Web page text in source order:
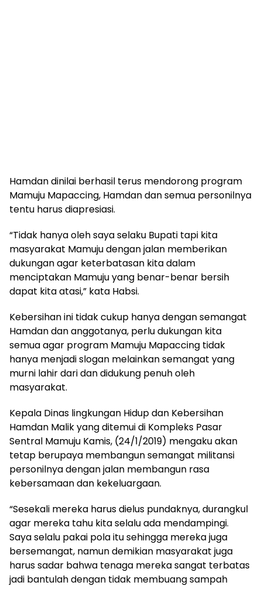
Hamdan dinilai berhasil terus mendorong program
Mamuju Mapaccing, Hamdan dan semua personilnya
tentu harus diapresiasi.
“Tidak hanya oleh saya selaku Bupati tapi kita
masyarakat Mamuju dengan jalan memberikan
dukungan agar keterbatasan kita dalam
menciptakan Mamuju yang benar-benar bersih
dapat kita atasi,” kata Habsi.
Kebersihan ini tidak cukup hanya dengan semangat
Hamdan dan anggotanya, perlu dukungan kita
semua agar program Mamuju Mapaccing tidak
hanya menjadi slogan melainkan semangat yang
murni lahir dari dan didukung penuh oleh
masyarakat.
Kepala Dinas lingkungan Hidup dan Kebersihan
Hamdan Malik yang ditemui di Kompleks Pasar
Sentral Mamuju Kamis, (24/1/2019) mengaku akan
tetap berupaya membangun semangat militansi
personilnya dengan jalan membangun rasa
kebersamaan dan kekeluargaan.
“Sesekali mereka harus dielus pundaknya, durangkul
agar mereka tahu kita selalu ada mendampingi.
Saya selalu pakai pola itu sehingga mereka juga
bersemangat, namun demikian masyarakat juga
harus sadar bahwa tenaga mereka sangat terbatas
jadi bantulah dengan tidak membuang sampah